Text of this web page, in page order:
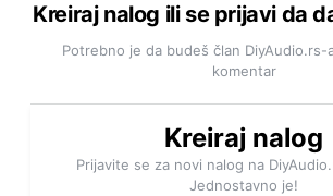
Kreiraj nalog ili se prijavi da
Potrebno je da budeš član DiyAudio.rs-
komentar
Kreiraj nalog
Prijavite se za novi nalog na
Jednostavno je!